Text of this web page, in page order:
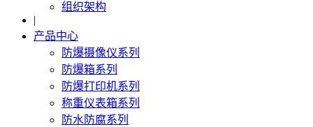
组织架构
|
产品中心
防爆摄像仪系列
防爆箱系列
防爆打印机系列
称重仪表箱系列
防水防腐系列